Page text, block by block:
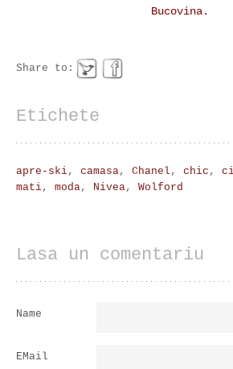
Bucovina.
Share to:
Etichete
apre-ski, camasa, Chanel , chic ,
mati, moda, Nivea, Wolford
Lasa un comentariu
Name
EMail